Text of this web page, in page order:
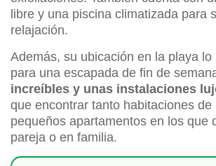
libre y una piscina climatizada para
relajación.
Además, su ubicación en la playa lo
para una escapada de fin de
increíbles y unas instalaciones
que encontrar tanto habitaciones de
pequeños apartamentos en los que
pareja o en familia.